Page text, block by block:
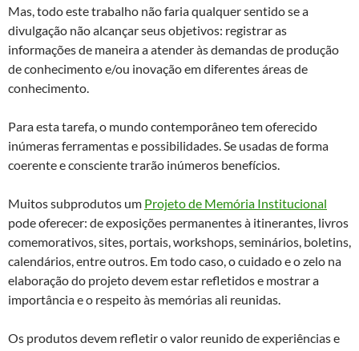
Mas, todo este trabalho não faria qualquer sentido se a
divulgação não alcançar seus objetivos: registrar as
informações de maneira a atender às demandas de produção
de conhecimento e/ou inovação em diferentes áreas de
conhecimento.
Para esta tarefa, o mundo contemporâneo tem oferecido
inúmeras ferramentas e possibilidades. Se usadas de forma
coerente e consciente trarão inúmeros benefícios.
Muitos subprodutos um Projeto de Memória Institucional
pode oferecer: de exposições permanentes à itinerantes, livros
comemorativos, sites, portais, workshops, seminários, boletins,
calendários, entre outros. Em todo caso, o cuidado e o zelo na
elaboração do projeto devem estar refletidos e mostrar a
importância e o respeito às memórias ali reunidas.
Os produtos devem refletir o valor reunido de experiências e